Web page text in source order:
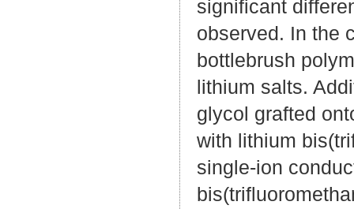
significant
observed. In the
bottlebrush
lithium salts.
glycol grafted
with lithium
single-ion